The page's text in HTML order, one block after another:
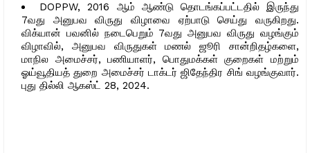
DOPPW, 2016 ஆம் ஆண்டு தொடங்கப்பட்டதில் இருந்து
7வது அனுபவ விருது விழாவை ஏற்பாடு செய்து வருகிறது.
விக்யான் பவனில் நடைபெறும் 7வது அனுபவ விருது வழங்கும்
விழாவில், அனுபவ விருதுகள் மணல் ஜூரி சான்றிதழ்களை,
மாநில அமைச்சர், பணியாளர், பொதுமக்கள் குறைகள் மற்றும்
ஓய்வூதியத் துறை அமைச்சர் டாக்டர் ஜிதேந்திர சிங் வழங்குவார்.
புது தில்லி ஆகஸ்ட் 28, 2024.